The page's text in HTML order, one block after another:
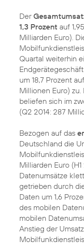
Der
1,3 Prozent auf
Milliarden Euro).
Quartal weiterhin
um 18,7 Prozent
Millionen Euro)
beliefen sich im
(Q2 2014: 287
Bezogen auf das
Deutschland die
Milliarden Euro (H1
Datenumsätze
getrieben durch
Daten um 1,6
des mobilen
mobilen
Anstieg der